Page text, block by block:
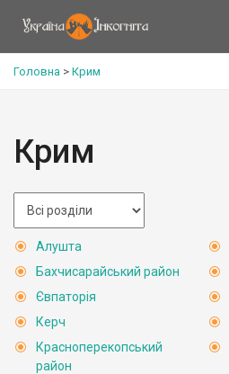
Головна > Крим
Крим
Алушта
Бахчисарайський район
Євпаторія
Керч
Красноперекопський
район